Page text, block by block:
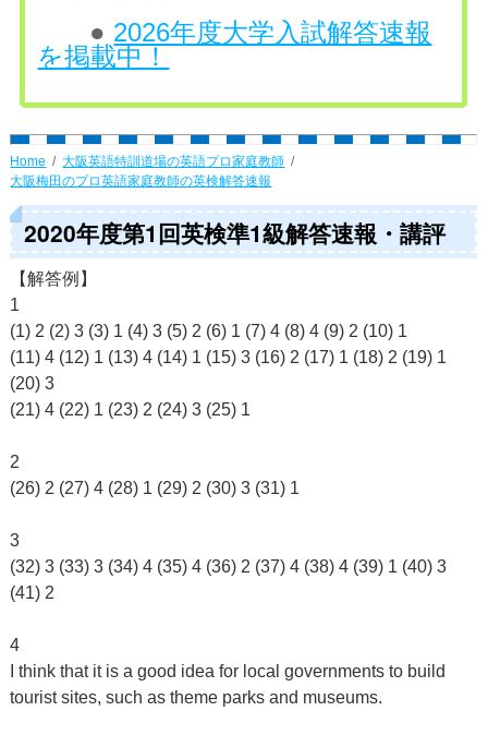
● 2026年度大学入試解答速報
を掲載中！
Home
大阪英語特訓道場の英語プロ家庭教師
大阪梅田のプロ英語家庭教師の英検解答速報
2020年度第1回英検準1級解答速報・講評
【解答例】
1
(1) 2 (2) 3 (3) 1 (4) 3 (5) 2 (6) 1 (7) 4 (8) 4 (9) 2 (10) 1
(11) 4 (12) 1 (13) 4 (14) 1 (15) 3 (16) 2 (17) 1 (18) 2 (19) 1
(20) 3
(21) 4 (22) 1 (23) 2 (24) 3 (25) 1
2
(26) 2 (27) 4 (28) 1 (29) 2 (30) 3 (31) 1
3
(32) 3 (33) 3 (34) 4 (35) 4 (36) 2 (37) 4 (38) 4 (39) 1 (40) 3
(41) 2
4
I think that it is a good idea for local governments to build
tourist sites, such as theme parks and museums.